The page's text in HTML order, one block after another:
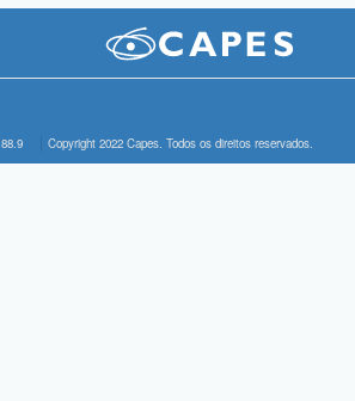
Copyright 2022 Capes. Todos os direitos reservados.